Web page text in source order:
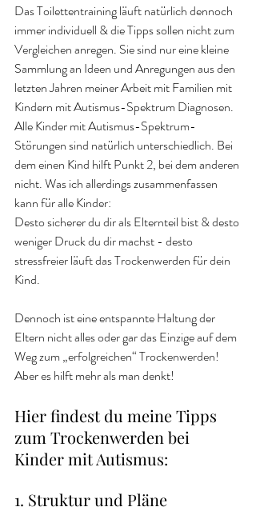
Das Toilettentraining läuft natürlich dennoch
immer individuell & die Tipps sollen nicht zum
Vergleichen anregen. Sie sind nur eine kleine
Sammlung an Ideen und Anregungen aus den
letzten Jahren meiner Arbeit mit Familien mit
Kindern mit Autismus-Spektrum Diagnosen.
Alle Kinder mit Autismus-Spektrum-
Störungen sind natürlich unterschiedlich. Bei
dem einen Kind hilft Punkt 2, bei dem anderen
nicht. Was ich allerdings zusammenfassen
kann für alle Kinder:
Desto sicherer du dir als Elternteil bist & desto
weniger Druck du dir machst - desto
stressfreier läuft das Trockenwerden für dein
Kind.
Dennoch ist eine entspannte Haltung der
Eltern nicht alles oder gar das Einzige auf dem
Weg zum „erfolgreichen“ Trockenwerden!
Aber es hilft mehr als man denkt!
Hier findest du meine Tipps
zum Trockenwerden bei
Kinder mit Autismus:
1. Struktur und Pläne